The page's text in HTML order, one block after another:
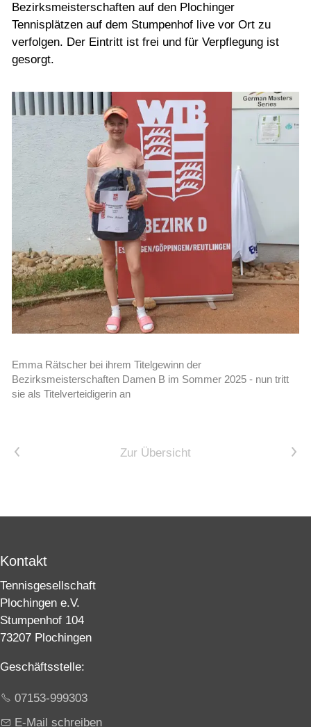
Bezirksmeisterschaften auf den Plochinger
Tennisplätzen auf dem Stumpenhof live vor Ort zu
verfolgen. Der Eintritt ist frei und für Verpflegung ist
gesorgt.
Emma Rätscher bei ihrem Titelgewinn der
Bezirksmeisterschaften Damen B im Sommer 2025 - nun tritt
sie als Titelverteidigerin an
Vorheriger Artikel Zur Übersicht Nächster Artikel
Kontakt
Tennisgesellschaft
Plochingen e.V.
Stumpenhof 104
73207 Plochingen
Geschäftsstelle:
07153-999303
E-Mail schreiben